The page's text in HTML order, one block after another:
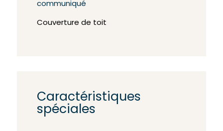
communiqué
Couverture de toit
Caractéristiques
spéciales